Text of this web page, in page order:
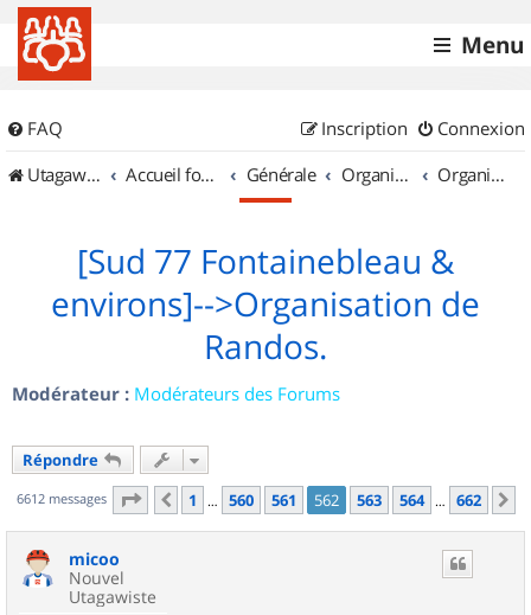
Menu
FAQ Connexion
Inscription
UtagawaVTT (Randos VTT et VTTAE avec traces GPS)
Accueil forum Générale Organisation de sorties & Recherche de partenaires Organisation de sorties en région Île de France
[Sud 77 Fontainebleau &
environs]-->Organisation de
Randos.
Modérateur : Modérateurs des Forums
Répondre
6612 messages Page 562 sur662
Précédent
1 … 560 561 562 563 564 … 662
micoo
Nouvel
Utagawiste